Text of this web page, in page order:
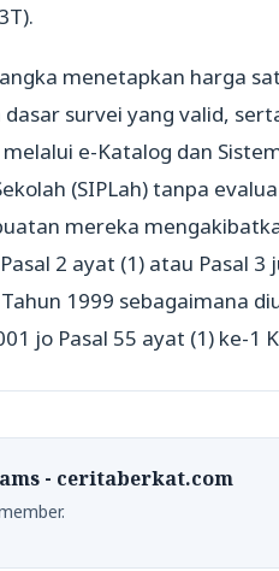
menetapkan harga
survei yang valid,
e-Katalog dan
(SIPLah) tanpa
mereka
2 ayat (1) atau Pasal 3
1999 sebagaimana
jo Pasal 55 ayat (1) ke-1
- ceritaberkat.com